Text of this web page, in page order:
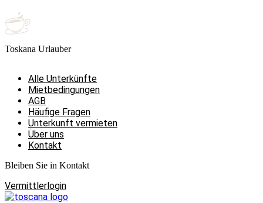
Toskana Urlauber
Alle Unterkünfte
Mietbedingungen
AGB
Häufige Fragen
Unterkunft vermieten
Über uns
Kontakt
Bleiben Sie in Kontakt
Vermittlerlogin